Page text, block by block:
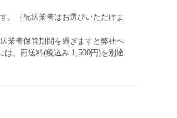
。（配送業者はお選びいただけま
業者保管期間を過ぎますと弊社へ
は、再送料(税込み 1,500円)を別途